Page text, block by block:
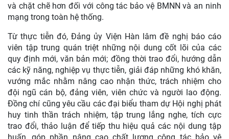
và chặt chẽ hơn đối với công tác bảo vệ BMNN và an ninh
mạng trong toàn hệ thống.
Từ thực tiễn đó, Đảng ủy Viện Hàn lâm đề nghị báo cáo
viên tập trung quán triệt những nội dung cốt lõi của các
quy định mới, văn bản mới; đồng thời trao đổi, hướng dẫn
các kỹ năng, nghiệp vụ thực tiễn, giải đáp những khó khăn,
vướng mắc nhằm nâng cao nhận thức, trách nhiệm cho
đội ngũ cán bộ, đảng viên, viên chức và người lao động.
Đồng chí cũng yêu cầu các đại biểu tham dự Hội nghị phát
huy tinh thần trách nhiệm, tập trung lắng nghe, tích cực
trao đổi, thảo luận để tiếp thu hiệu quả các nội dung tập
huấn, góp phần nâng cao chất lượng công tác bảo vệ